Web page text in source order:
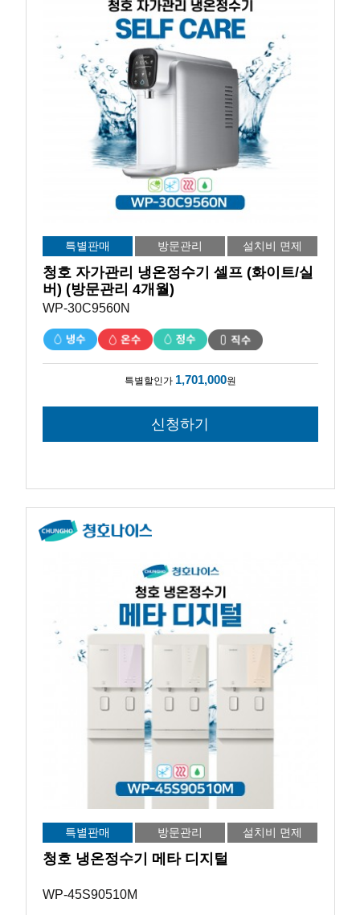
특별판매 방문관리 설치비 면제
청호 자가관리 냉온정수기 셀프 (화이트/실
버) (방문관리 4개월)
WP-30C9560N
특별할인가 1,701,000원
특별판매 방문관리 설치비 면제
청호 냉온정수기 메타 디지털
WP-45S90510M